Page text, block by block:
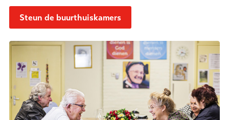
Steun de buurthuiskamers